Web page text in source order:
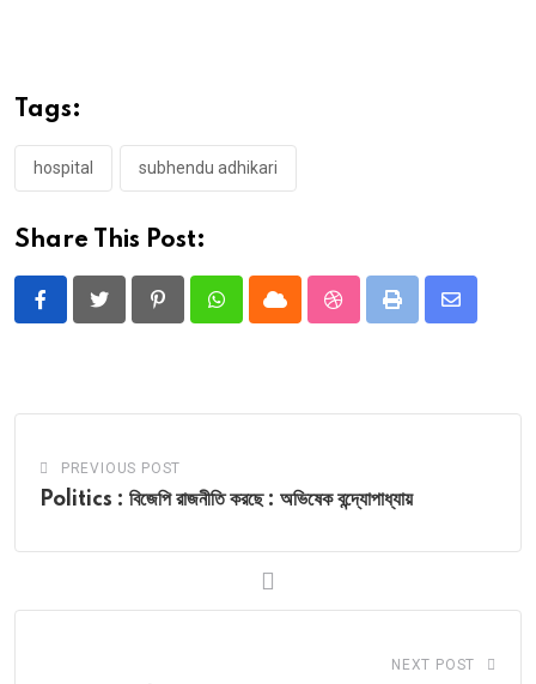
Tags:
hospital subhendu adhikari
Share This Post:
PinterestWhatsappCloud StumbleUpon
Print
Share
PREVIOUS POST
Politics : বিজেপি রাজনীতি করছে : অভিষেক বন্দ্যোপাধ্যায়
NEXT POST